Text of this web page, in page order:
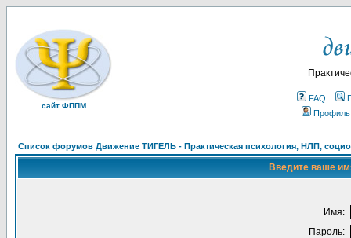
сайт ФППМ
FAQ
Профиль
Список форумов Движение ТИГЕЛЬ - Практическая психология, НЛП,
Введите ваше
Имя:
Пароль: